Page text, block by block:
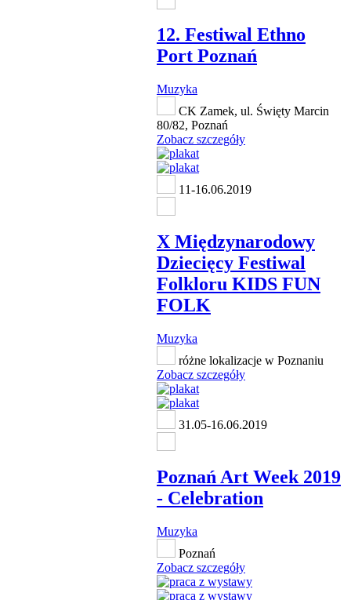
12. Festiwal Ethno
Port Poznań
Muzyka
CK Zamek, ul. Święty Marcin
80/82, Poznań
Zobacz szczegóły
11-16.06.2019
X Międzynarodowy
Dziecięcy Festiwal
Folkloru KIDS FUN
FOLK
Muzyka
różne lokalizacje w Poznaniu
Zobacz szczegóły
31.05-16.06.2019
Poznań Art Week 2019
- Celebration
Muzyka
Poznań
Zobacz szczegóły